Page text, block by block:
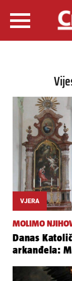
VJERA
MOLIMO
Danas
arkanđela: